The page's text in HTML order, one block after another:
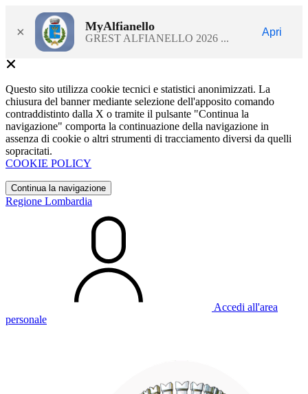
× MyAlfianello
GREST ALFIANELLO 2026 ...
Apri
Questo sito utilizza cookie tecnici e statistici anonimizzati. La
chiusura del banner mediante selezione dell'apposito comando
contraddistinto dalla X o tramite il pulsante "Continua la
navigazione" comporta la continuazione della navigazione in
assenza di cookie o altri strumenti di tracciamento diversi da quelli
sopracitati.
COOKIE POLICY
Continua la navigazione
Regione Lombardia
Accedi all'area
personale